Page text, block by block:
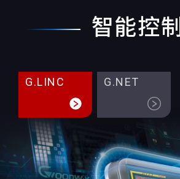
智能控制
G.LINC G.NET